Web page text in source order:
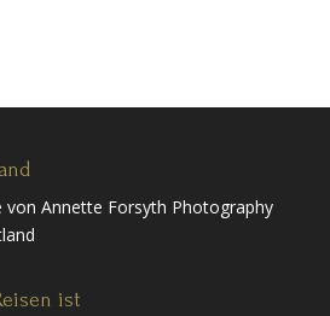
von Annette Forsyth Photography
ist